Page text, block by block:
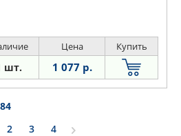
Цена Купить
шт. 1 077 р.
2 3 4